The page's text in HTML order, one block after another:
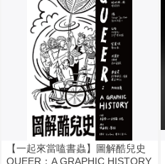
【一起來當嗑書蟲】圖解酷兒史
QUEER：A GRAPHIC HISTORY